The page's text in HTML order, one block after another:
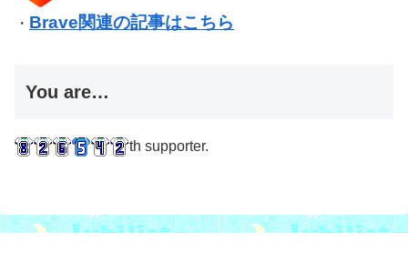
・ Brave関連の記事はこちら
You are…
th supporter.